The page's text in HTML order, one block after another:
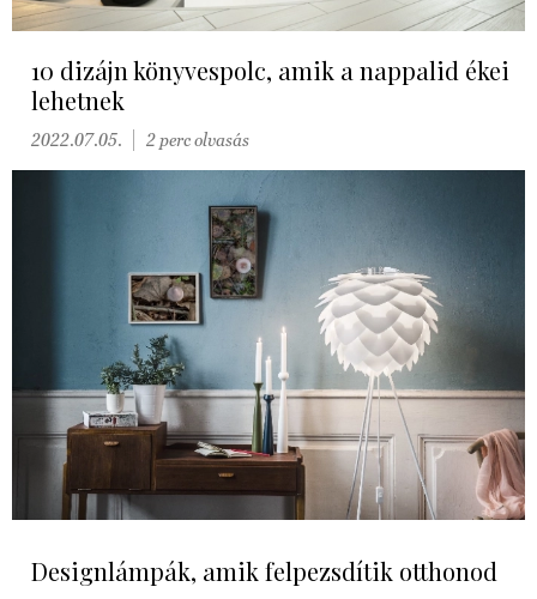
10 dizájn könyvespolc, amik a nappalid ékei
lehetnek
2022.07.05. 2 perc olvasás
Designlámpák, amik felpezsdítik otthonod